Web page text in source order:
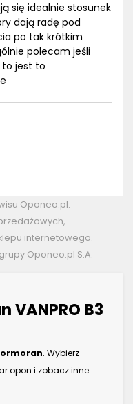
się idealnie stosunek
dają radę pod
po tak krótkim
polecam jeśli
jest to
Oponeo.pl.
internetowego.
Oponeo.pl S.A.
VANPRO B3
. Wybierz
opon i zobacz inne